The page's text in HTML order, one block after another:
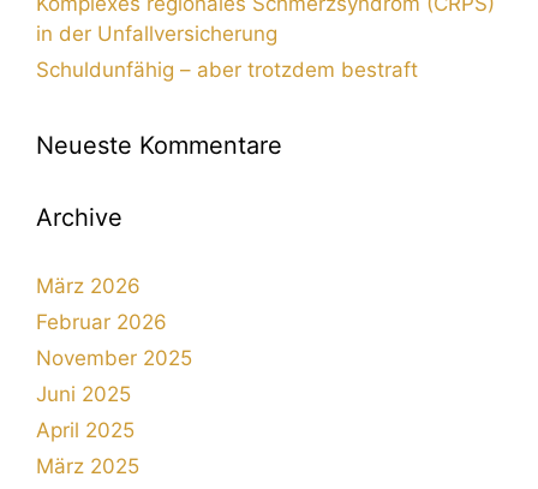
in der Unfallversicherung
Schuldunfähig – aber trotzdem bestraft
Neueste Kommentare
Archive
März 2026
Februar 2026
November 2025
Juni 2025
April 2025
März 2025